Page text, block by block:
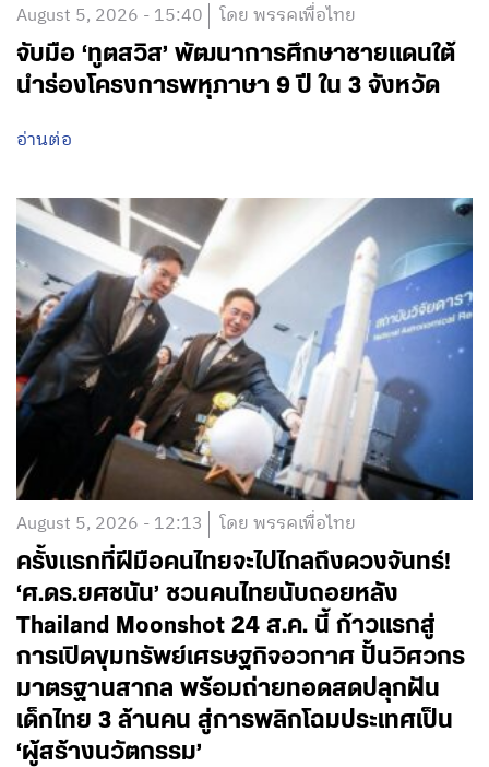
August 5, 2026 - 15:40 โดย พรรคเพื่อไทย
จับมือ ‘ทูตสวิส’ พัฒนาการศึกษาชายแดนใต้
นำร่องโครงการพหุภาษา 9 ปี ใน 3 จังหวัด
อ่านต่อ
August 5, 2026 - 12:13 โดย พรรคเพื่อไทย
ครั้งแรกที่ฝีมือคนไทยจะไปไกลถึงดวงจันทร์!
‘ศ.ดร.ยศชนัน’ ชวนคนไทยนับถอยหลัง
Thailand Moonshot 24 ส.ค. นี้ ก้าวแรกสู่
การเปิดขุมทรัพย์เศรษฐกิจอวกาศ ปั้นวิศวกร
มาตรฐานสากล พร้อมถ่ายทอดสดปลุกฝัน
เด็กไทย 3 ล้านคน สู่การพลิกโฉมประเทศเป็น
‘ผู้สร้างนวัตกรรม’